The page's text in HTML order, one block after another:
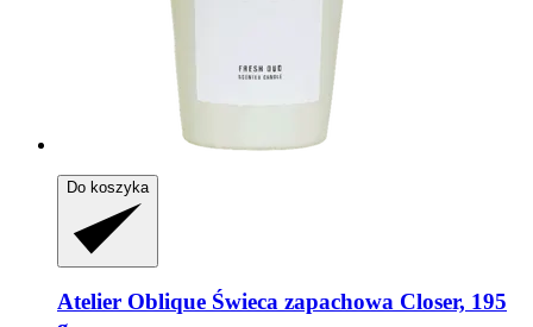
Do koszyka
Atelier Oblique Świeca zapachowa Closer, 195